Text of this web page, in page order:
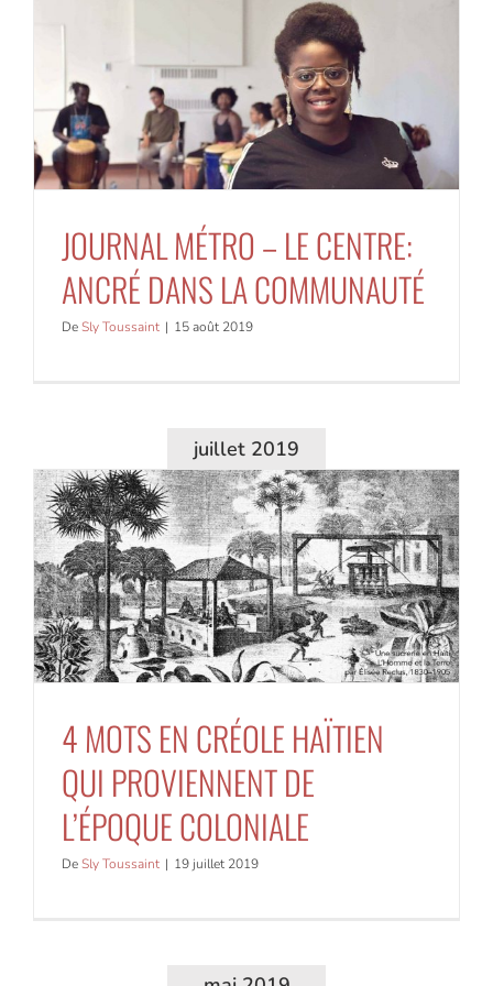
JOURNAL MÉTRO – LE CENTRE:
ANCRÉ DANS LA COMMUNAUTÉ
DeSly Toussaint | 15 août 2019
juillet 2019
4 MOTS EN CRÉOLE HAÏTIEN
QUI PROVIENNENT DE
L’ÉPOQUE COLONIALE
DeSly Toussaint | 19 juillet 2019